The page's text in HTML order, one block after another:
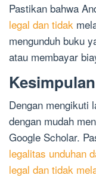
Pastikan bahwa
legal dan tidak
mengunduh buku
atau membayar
Kesimpulan
Dengan mengikuti
dengan mudah
Google Scholar.
legalitas unduhan
legal dan tidak